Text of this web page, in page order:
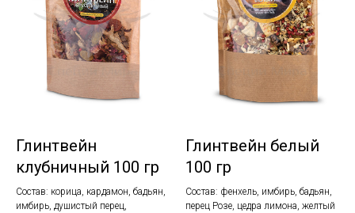
Глинтвейн
клубничный 100 гр
Состав: корица, кардамон, бадьян,
имбирь, душистый перец,
Глинтвейн белый
100 гр
Состав: фенхель, имбирь, бадьян,
перец Розе, цедра лимона, желтый